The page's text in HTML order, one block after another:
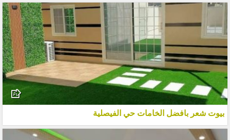
بيوت شعر بافضل الخامات حي الفيصلية